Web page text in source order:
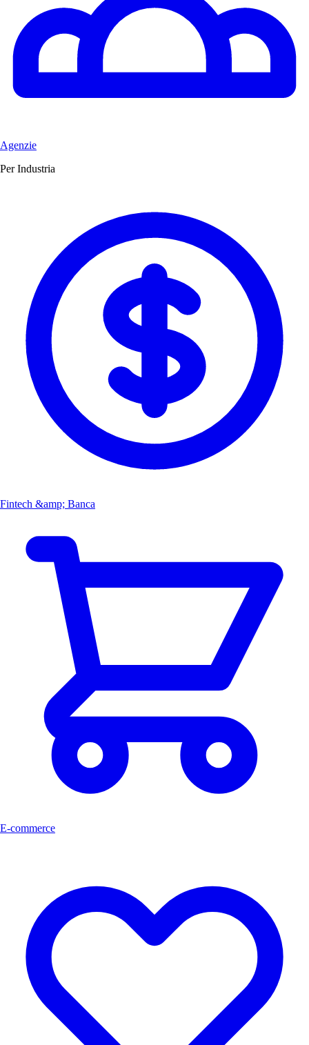
Agenzie
Per Industria
Fintech &amp; Banca
E-commerce